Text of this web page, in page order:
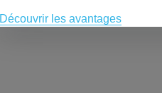
Découvrir les avantages